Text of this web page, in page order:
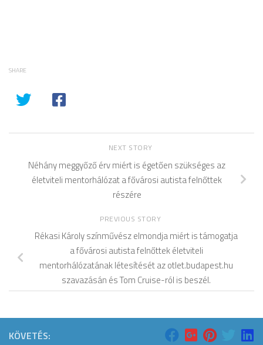
SHARE
NEXT STORY
Néhány meggyőző érv miért is égetően szükséges az
életviteli mentorhálózat a fővárosi autista felnőttek
részére
PREVIOUS STORY
Rékasi Károly színművész elmondja miért is támogatja
a fővárosi autista felnőttek életviteli
mentorhálózatának létesítését az otlet.budapest.hu
szavazásán és Tom Cruise-ról is beszél.
KÖVETÉS: